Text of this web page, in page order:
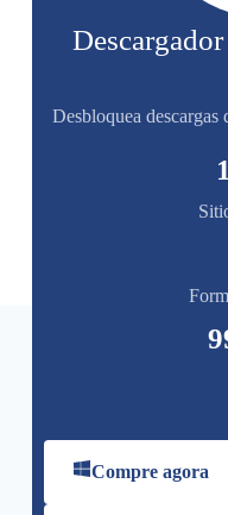
Desbloquea
Compre agora